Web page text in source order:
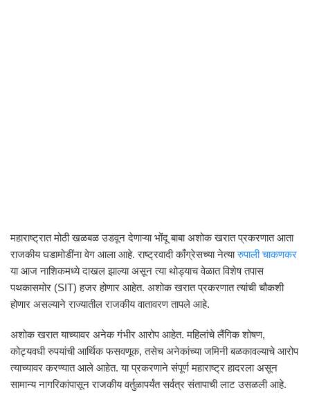
महाराष्ट्रात मोठी खळबळ उडवून देणाऱ्या भोंदू बाबा अशोक खरात प्रकरणात आता
राजकीय घडामोडींना वेग आला आहे. राष्ट्रवादी काँग्रेसच्या नेत्यारुपाली चाकणकर
या आज नाशिकमध्ये दाखल झाल्या असून त्या थोड्याच वेळात विशेष तपास
पथकासमोर (SIT) हजर होणार आहेत. अशोक खरात प्रकरणात त्यांची चौकशी
होणार असल्याने राज्यातील राजकीय वातावरण तापले आहे.
अशोक खरात याच्यावर अनेक गंभीर आरोप आहेत. महिलांचे लैंगिक शोषण,
कोट्यवधी रुपयांची आर्थिक फसवणूक, तसेच अनेकांच्या जमिनी बळकावल्याचे आरोप
त्याच्यावर करण्यात आले आहेत. या प्रकरणाने संपूर्ण महाराष्ट्र हादरला असून
सामान्य नागरिकांपासून राजकीय वर्तुळापर्यंत सर्वत्र संतापाची लाट उसळली आहे.